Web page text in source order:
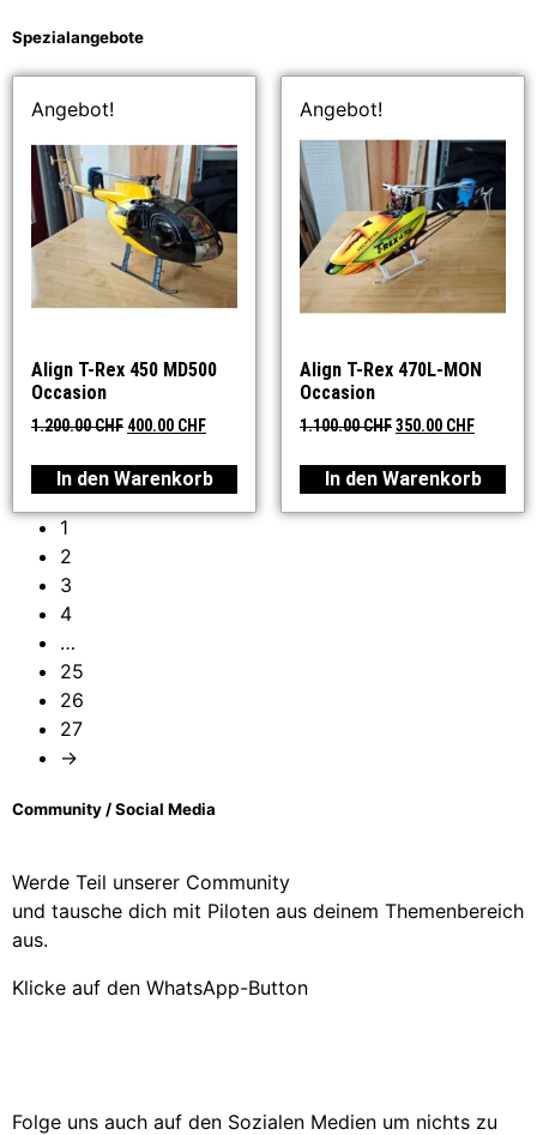
Spezialangebote
Angebot!
Align T-Rex 450 MD500
Occasion
1.200.00CHF 400.00 CHF
In den Warenkorb
Angebot!
Align T-Rex 470L-MON
Occasion
1.100.00CHF350.00 CHF
In den Warenkorb
1
2
3
4
…
25
26
27
→
Community / Social Media
Werde Teil unserer Community
und tausche dich mit Piloten aus deinem Themenbereich
aus.
Klicke auf den WhatsApp-Button
Folge uns auch auf den Sozialen Medien um nichts zu